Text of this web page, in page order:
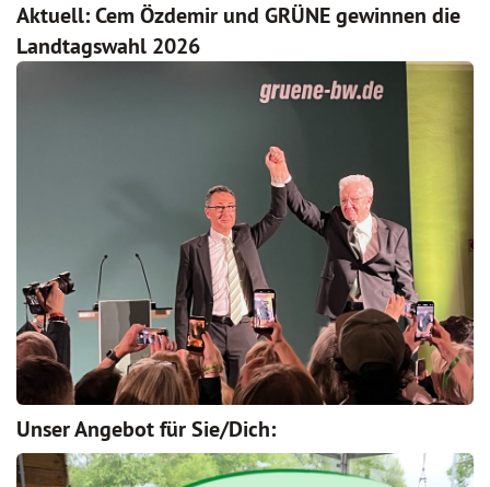
Aktuell: Cem Özdemir und GRÜNE gewinnen die
Landtagswahl 2026
Unser Angebot für Sie/Dich: